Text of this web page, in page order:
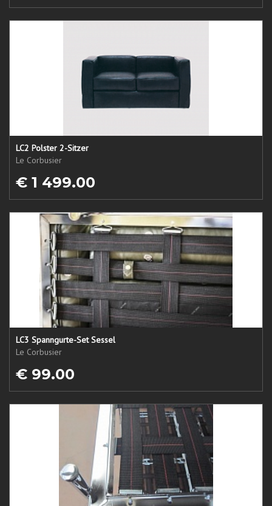
LC2 Polster 2-Sitzer
Le Corbusier
€ 1 499.00
LC3 Spanngurte-Set Sessel
Le Corbusier
€ 99.00